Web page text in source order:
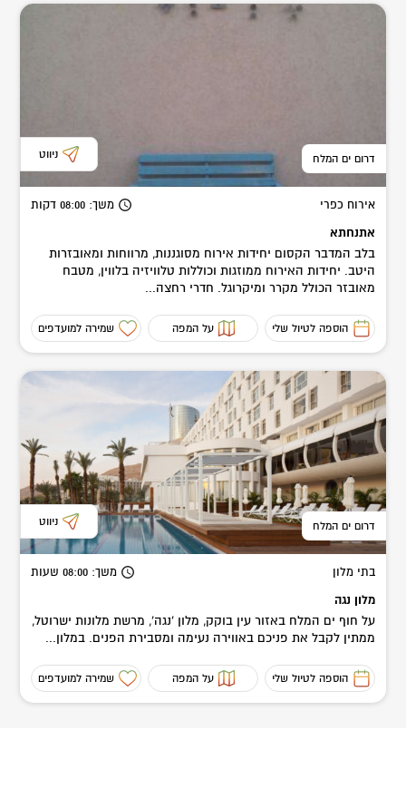
דרום ים המלח ניווט
אירוח כפרי משך: 08:00 דקות
אתנחתא
בלב המדבר הקסום יחידות אירוח מסוגננות, מרווחות ומאובזרות
היטב. יחידות האירוח ממוזגות וכוללות טלוויזיה בלווין, מטבח
מאובזר הכולל מקרר ומיקרוגל. חדרי רחצה...
הוספה לטיול שלי על המפה שמירה למועדפים
דרום ים המלח ניווט
בתי מלון משך: 08:00 שעות
מלון נגה
על חוף ים המלח באזור עין בוקק, מלון 'נגה', מרשת מלונות ישרוטל,
ממתין לקבל את פניכם באווירה נעימה ומסבירת הפנים. במלון...
הוספה לטיול שלי על המפה שמירה למועדפים